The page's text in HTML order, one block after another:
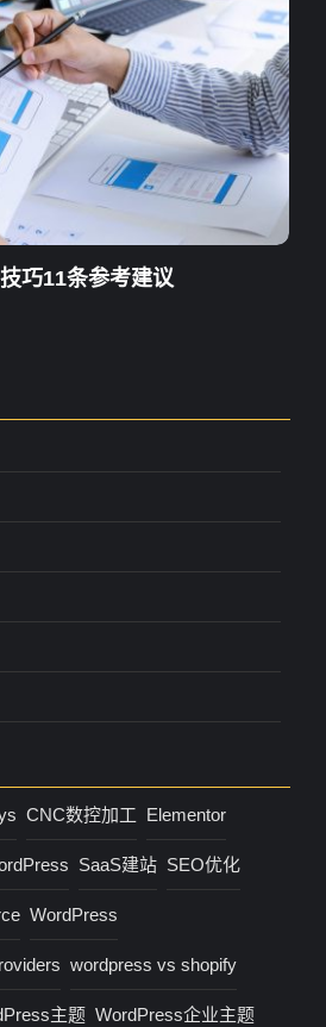
巧11条参考建议
CNC数控加工 Elementor
SaaS建站 SEO优化
WordPress
wordpress vs shopify
主题 WordPress企业主题